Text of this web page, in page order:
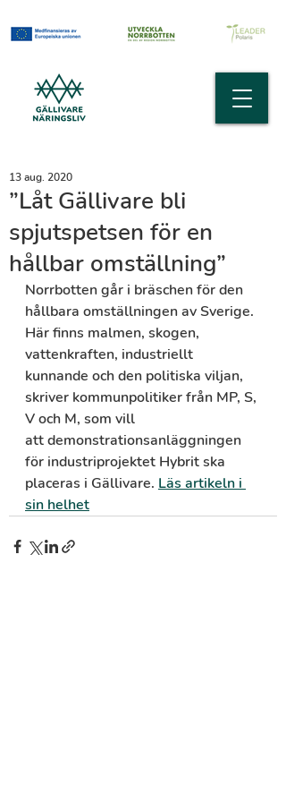
”Låt Gällivare bli
spjutspetsen för en
hållbar omställning”
13 aug. 2020
Norrbotten går i bräschen för den
hållbara omställningen av Sverige.
Här finns malmen, skogen,
vattenkraften, industriellt
kunnande och den politiska viljan,
skriver kommunpolitiker från MP, S,
V och M, som vill
att demonstrationsanläggningen
för industriprojektet Hybrit ska
placeras i Gällivare. Läs artikeln i
sin helhet